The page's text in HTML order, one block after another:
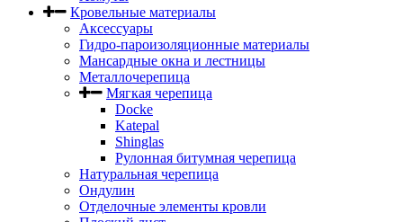
Кровельные материалы
Аксессуары
Гидро-пароизоляционные материалы
Мансардные окна и лестницы
Металлочерепица
Мягкая черепица
Docke
Katepal
Shinglas
Рулонная битумная черепица
Натуральная черепица
Ондулин
Отделочные элементы кровли